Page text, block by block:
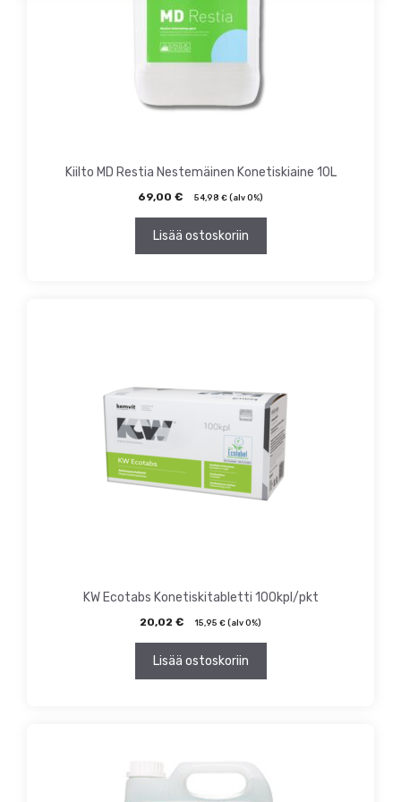
Kiilto MD Restia Nestemäinen Konetiskiaine 10L
69,00 € 54,98 € (alv 0%)
Lisää ostoskoriin
KW Ecotabs Konetiskitabletti 100kpl/pkt
20,02 € 15,95 € (alv 0%)
Lisää ostoskoriin